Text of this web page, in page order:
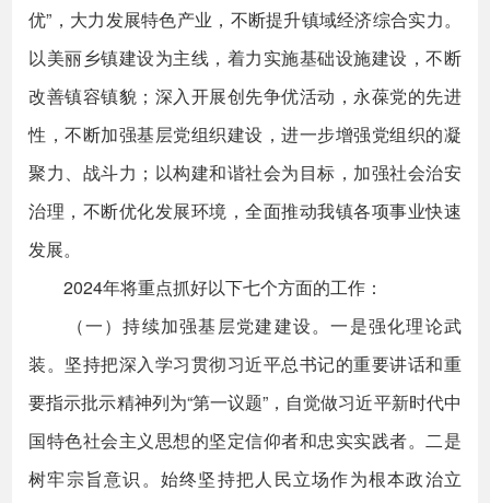
优”，大力发展特色产业，不断提升镇域经济综合实力。
以美丽乡镇建设为主线，着力实施基础设施建设，不断
改善镇容镇貌；深入开展创先争优活动，永葆党的先进
性，不断加强基层党组织建设，进一步增强党组织的凝
聚力、战斗力；以构建和谐社会为目标，加强社会治安
治理，不断优化发展环境，全面推动我镇各项事业快速
发展。
2024年将重点抓好以下七个方面的工作：
（一）持续加强基层党建建设。一是强化理论武
装。坚持把深入学习贯彻习近平总书记的重要讲话和重
要指示批示精神列为“第一议题”，自觉做习近平新时代中
国特色社会主义思想的坚定信仰者和忠实实践者。二是
树牢宗旨意识。始终坚持把人民立场作为根本政治立